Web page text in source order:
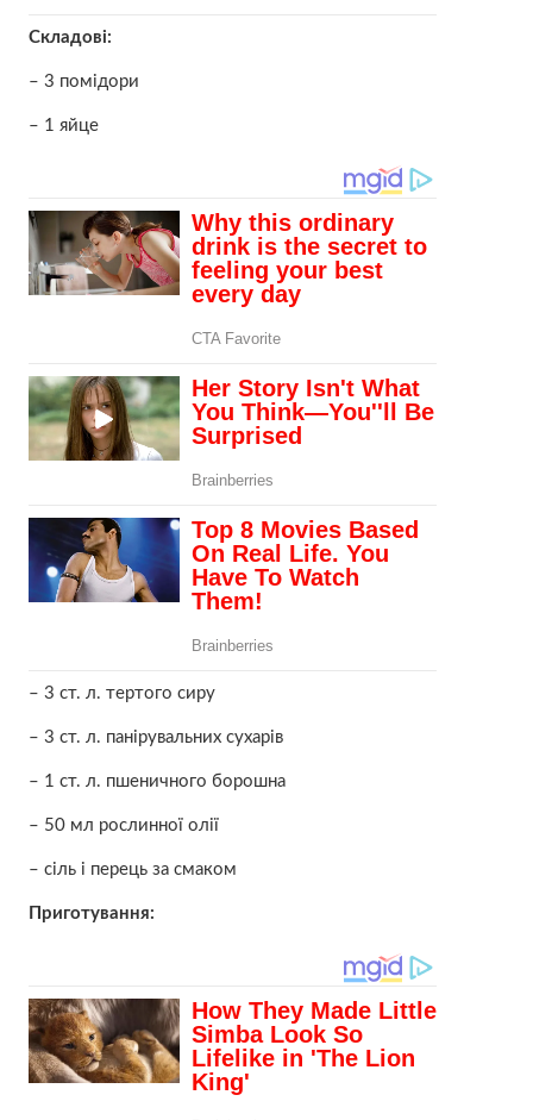
Складові:
– 3 помідори
– 1 яйце
– 3 ст. л. тертого сиру
– 3 ст. л. панірувальних сухарів
– 1 ст. л. пшеничного борошна
– 50 мл рослинної олії
– сіль і перець за смаком
Приготування: